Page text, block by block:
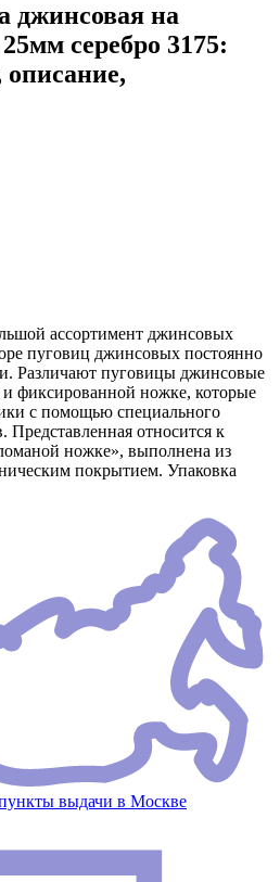
джинсовая на
серебро 3175:
описание,
ассортимент джинсовых
пуговиц джинсовых постоянно
Различают пуговицы джинсовые
фиксированной ножке, которые
с помощью специального
Представленная относится к
ножке», выполнена из
покрытием. Упаковка
выдачи в Москве